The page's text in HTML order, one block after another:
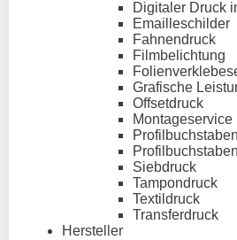
Digitaler Druck
Emailleschilder
Fahnendruck
Filmbelichtung
Grafische
Offsetdruck
Montageservice
Siebdruck
Tampondruck
Textildruck
Transferdruck
Hersteller